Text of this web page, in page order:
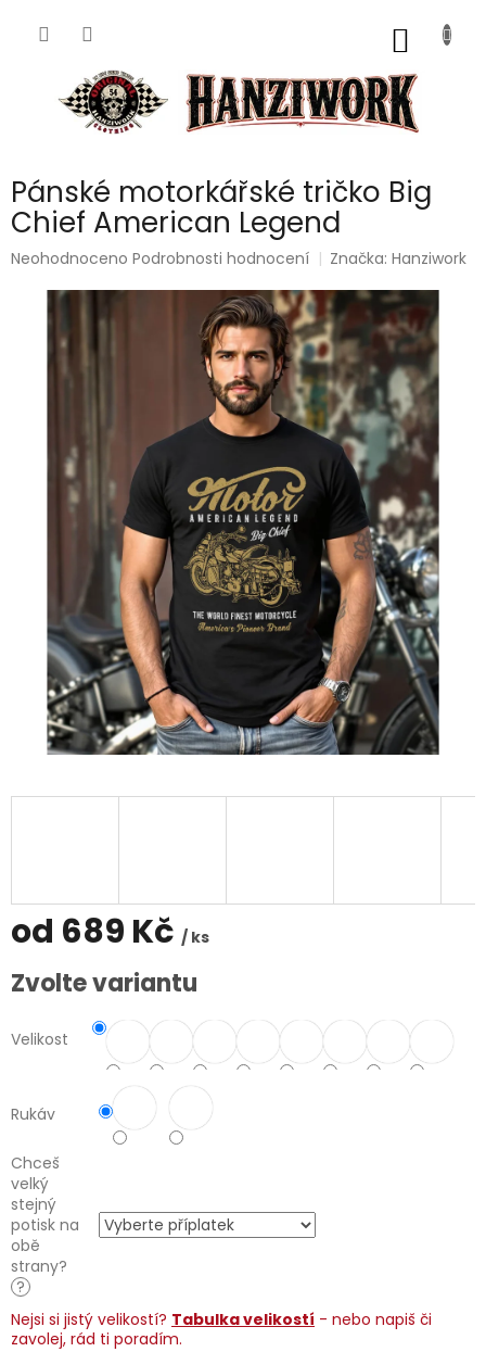
Pánské motorkářské tričko Big
Chief American Legend
Průměrné
produktu
Neohodnoceno Podrobnosti hodnocení Značka:Hanziwork
od 689 Kč / ks
Měrná
cena:
Zvolte variantu
Velikost
Rukáv
Chceš
velký
stejný
potisk na
obě
strany?
?
Nejsi si jistý velikostí? Tabulka velikostí - nebo napiš či
zavolej, rád ti poradím.